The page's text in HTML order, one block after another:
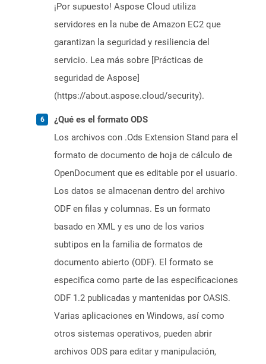
¡Por supuesto! Aspose Cloud utiliza
servidores en la nube de Amazon EC2 que
garantizan la seguridad y resiliencia del
servicio. Lea más sobre [Prácticas de
seguridad de Aspose]
(https://about.aspose.cloud/security).
¿Qué es el formato ODS
Los archivos con .Ods Extension Stand para el
formato de documento de hoja de cálculo de
OpenDocument que es editable por el usuario.
Los datos se almacenan dentro del archivo
ODF en filas y columnas. Es un formato
basado en XML y es uno de los varios
subtipos en la familia de formatos de
documento abierto (ODF). El formato se
especifica como parte de las especificaciones
ODF 1.2 publicadas y mantenidas por OASIS.
Varias aplicaciones en Windows, así como
otros sistemas operativos, pueden abrir
archivos ODS para editar y manipulación,